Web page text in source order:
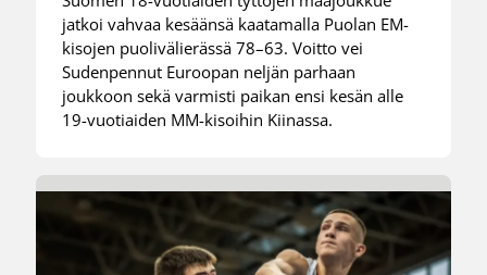
jatkoi vahvaa kesäänsä kaatamalla Puolan EM-
kisojen puolivälierässä 78–63. Voitto vei
Sudenpennut Euroopan neljän parhaan
joukkoon sekä varmisti paikan ensi kesän alle
19-vuotiaiden MM-kisoihin Kiinassa.